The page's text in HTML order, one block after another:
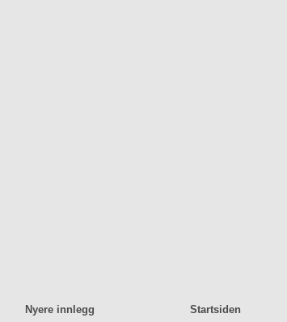
Nyere innlegg Startsiden